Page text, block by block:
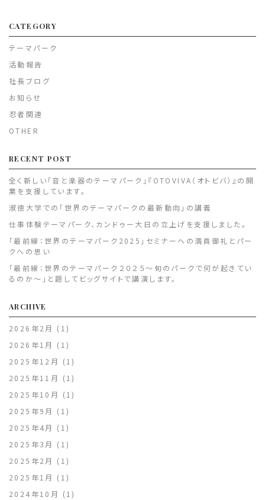
CATEGORY
テーマパーク
活動報告
社長ブログ
お知らせ
忍者関連
OTHER
RECENT POST
全く新しい「音と楽器のテーマパーク」『OTOVIVA（オトビバ）』の開
業を支援しています。
淑徳大学での「世界のテーマパークの最新動向」の講義
仕事体験テーマパーク、カンドゥー大日の立上げを支援しました。
「最前線：世界のテーマパーク2025」セミナーへの満員御礼とパー
クへの思い
「最前線：世界のテーマパーク２０２５～旬のパークで何が起きてい
るのか～」と題してビッグサイトで講演します。
ARCHIVE
2026年2月
(1)
2026年1月
(1)
2025年12月
(1)
2025年11月
(1)
2025年10月
(1)
2025年9月
(1)
2025年4月
(1)
2025年3月
(1)
2025年2月
(1)
2025年1月
(1)
2024年10月
(1)